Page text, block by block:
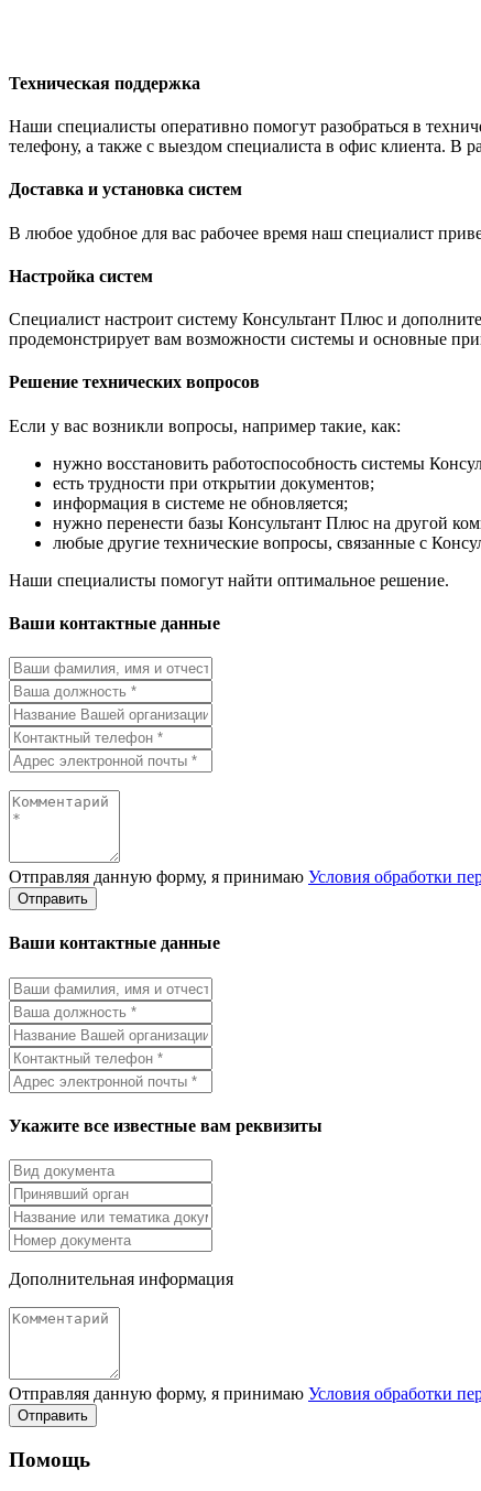
Техническая поддержка
Наши специалисты оперативно помогут разобраться в
телефону, а также с выездом специалиста в офис клиента.
Доставка и установка систем
В любое удобное для вас рабочее время наш специалист
Настройка систем
Специалист настроит систему Консультант Плюс и
продемонстрирует вам возможности системы и основные
Решение технических вопросов
Если у вас возникли вопросы, например такие, как:
нужно восстановить работоспособность системы
есть трудности при открытии документов;
информация в системе не обновляется;
нужно перенести базы Консультант Плюс на другой
любые другие технические вопросы, связанные с
Наши специалисты помогут найти оптимальное решение.
Ваши контактные данные
Отправляя данную форму, я принимаю Условия обработки
Отправить
Ваши контактные данные
Укажите все известные вам реквизиты
Дополнительная информация
Отправляя данную форму, я принимаю Условия обработки
Отправить
Помощь